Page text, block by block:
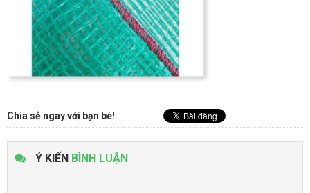
Chia sẻ ngay với bạn bè!
Ý KIẾN BÌNH LUẬN